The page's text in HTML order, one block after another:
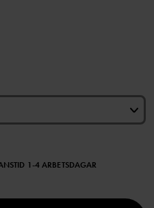
1-4 ARBETSDAGAR